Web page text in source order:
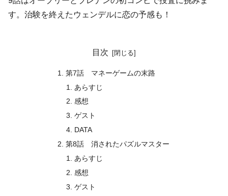
す。治験を終えたウェンデルに恋の予感も！
目次
第7話 マネーゲームの末路
あらすじ
感想
ゲスト
DATA
第8話 消されたパズルマスター
あらすじ
感想
ゲスト